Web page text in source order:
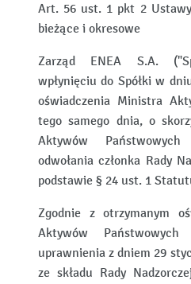
Art. 56 ust. 1 pkt 2
bieżące i okresowe
Zarząd ENEA S.A.
wpłynięciu do Spółki w
oświadczenia Ministra
tego samego dnia, o
Aktywów
odwołania członka Rady
podstawie § 24 ust. 1
Zgodnie z otrzymanym
Aktywów
uprawnienia z dniem 29
ze składu Rady